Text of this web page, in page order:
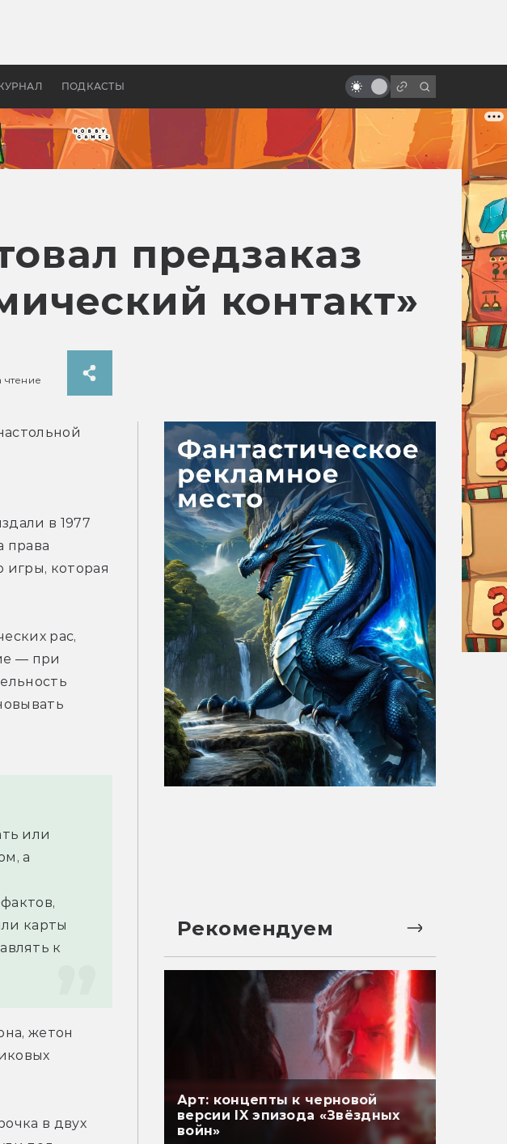
ПОДКАСТЫ
Грецией
что вымысел
предзаказ
контакт»
чтение
в 1977
права
игры, которая
рас,
— при
или
а
карты
к
жетон
в двух
Рекомендуем
Арт: концепты к черновой
версии IX эпизода «Звёздных
войн»